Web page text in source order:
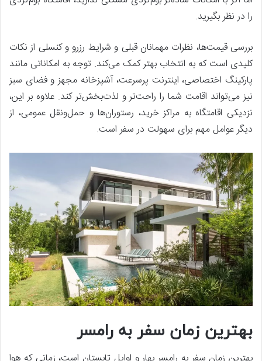
را در نظر بگیرید.
بررسی قیمت‌ها، نظرات مهمانان قبلی و شرایط رزرو و کنسلی از نکات
کلیدی است که به انتخاب بهتر کمک می‌کند. توجه به امکاناتی مانند
پارکینگ اختصاصی، اینترنت پرسرعت، آشپزخانه مجهز و فضای سبز
نیز می‌تواند اقامت شما را راحت‌تر و لذت‌بخش‌تر کند. علاوه بر این،
نزدیکی اقامتگاه به مراکز خرید، رستوران‌ها و حمل‌ونقل عمومی، از
دیگر عوامل مهم برای سهولت در سفر است.
بهترین زمان سفر به رامسر